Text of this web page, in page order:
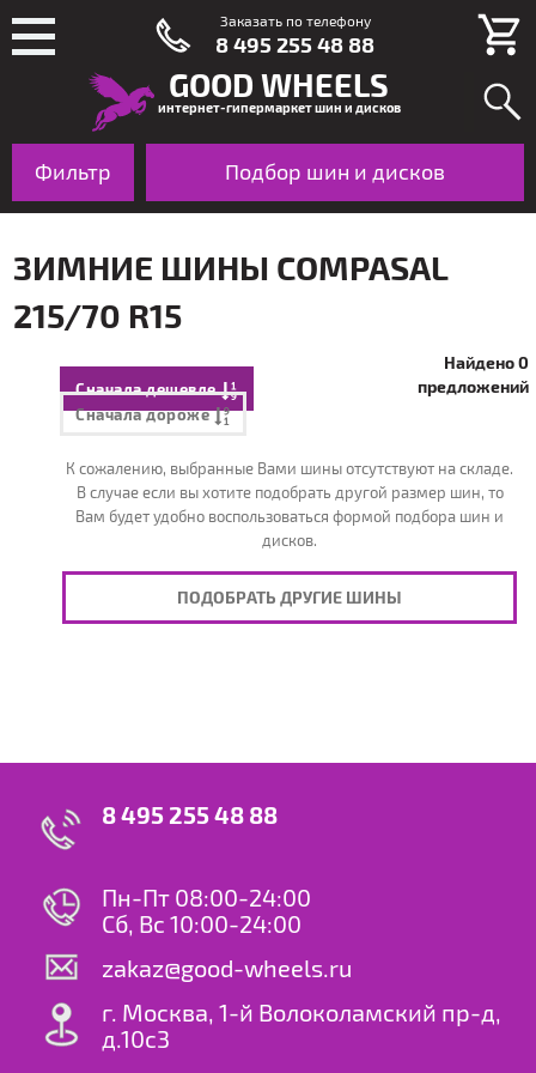
GOOD WHEELS
интернет-гипермаркет шин и дисков
Подбор шин и дисков
Фильтр Шины Диски По авто
ЗИМНИЕ ШИНЫ COMPASAL
215/70 R15
Сначала дешевле
Сначала дороже
Найдено 0
предложений
К сожалению, выбранные Вами шины отсутствуют на складе.
В случае если вы хотите подобрать другой размер шин, то
Вам будет удобно воспользоваться формой подбора шин и
дисков.
ПОДОБРАТЬ ДРУГИЕ ШИНЫ
8 495 255 48 88
Пн-Пт 08:00-24:00
Сб, Вс 10:00-24:00
zakaz@good-wheels.ru
г. Москва, 1-й Волоколамский пр-д,
д.10с3
Заказать по телефону
8 495 255 48 88